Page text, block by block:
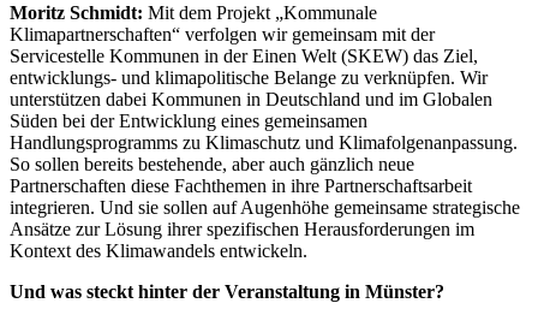
Moritz Schmidt: Mit dem Projekt „Kommunale
Klimapartnerschaften“ verfolgen wir gemeinsam mit der
Servicestelle Kommunen in der Einen Welt (SKEW) das Ziel,
entwicklungs- und klimapolitische Belange zu verknüpfen. Wir
unterstützen dabei Kommunen in Deutschland und im Globalen
Süden bei der Entwicklung eines gemeinsamen
Handlungsprogramms zu Klimaschutz und Klimafolgenanpassung.
So sollen bereits bestehende, aber auch gänzlich neue
Partnerschaften diese Fachthemen in ihre Partnerschaftsarbeit
integrieren. Und sie sollen auf Augenhöhe gemeinsame strategische
Ansätze zur Lösung ihrer spezifischen Herausforderungen im
Kontext des Klimawandels entwickeln.
Und was steckt hinter der Veranstaltung in Münster?